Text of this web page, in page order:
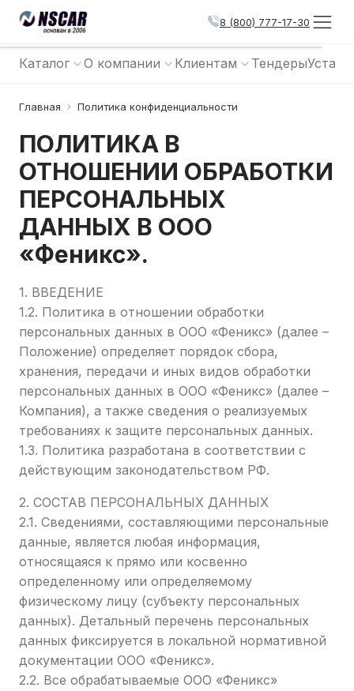
8 (800) 777-17-30
Каталог О компании Клиентам Тендеры
Главная Политика конфиденциальности
ПОЛИТИКА В
ОТНОШЕНИИ ОБРАБОТКИ
ПЕРСОНАЛЬНЫХ
ДАННЫХ В ООО
«Феникс».
1. ВВЕДЕНИЕ
1.2. Политика в отношении обработки
персональных данных в ООО «Феникс» (далее –
Положение) определяет порядок сбора,
хранения, передачи и иных видов обработки
персональных данных в ООО «Феникс» (далее –
Компания), а также сведения о реализуемых
требованиях к защите персональных данных.
1.3. Политика разработана в соответствии с
действующим законодательством РФ.
2. СОСТАВ ПЕРСОНАЛЬНЫХ ДАННЫХ
2.1. Сведениями, составляющими персональные
данные, является любая информация,
относящаяся к прямо или косвенно
определенному или определяемому
физическому лицу (субъекту персональных
данных). Детальный перечень персональных
данных фиксируется в локальной нормативной
документации ООО «Феникс».
2.2. Все обрабатываемые ООО «Феникс»